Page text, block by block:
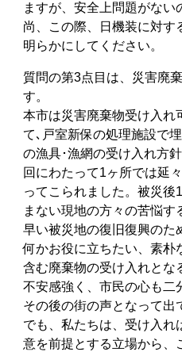
ますが、安全上問題がない
尚、この際、日機装に対す
明らかにしてください。
質問の第3点目は、災害廃
す。
本市は災害廃棄物受け入れ
て､戸室新保の処理施設で
の漁具･漁網の受け入れ方
回にわたって1ヶ所では延
ってこられました。被災後
まない現地の方々の苦悩す
早い被災地の復旧復興のた
何かお役に立ちたい、素朴
含む廃棄物の受け入れとな
不安感強く、市民の心も二
その後の街の声となって
でも、私たちは、受け入れ
意を前提とする立場から、